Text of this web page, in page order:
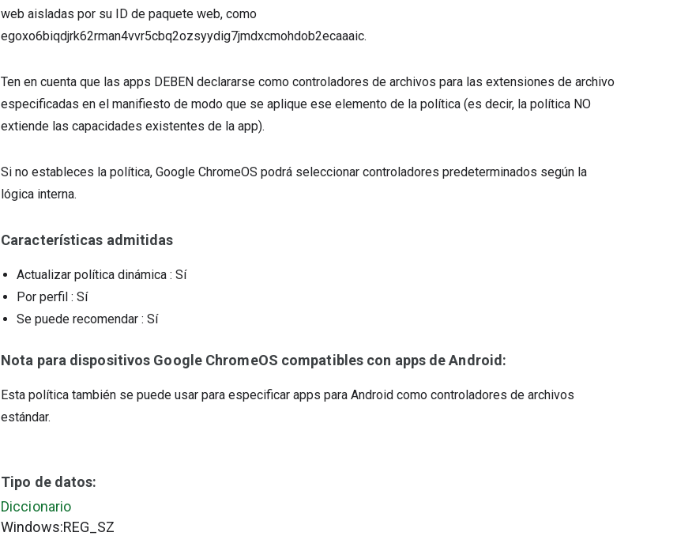
web aisladas por su ID de paquete web, como
egoxo6biqdjrk62rman4vvr5cbq2ozsyydig7jmdxcmohdob2ecaaaic.
Ten en cuenta que las apps DEBEN declararse como controladores de archivos para las extensiones de archivo
especificadas en el manifiesto de modo que se aplique ese elemento de la política (es decir, la política NO
extiende las capacidades existentes de la app).
Si no estableces la política, Google ChromeOS podrá seleccionar controladores predeterminados según la
lógica interna.
Características admitidas
Actualizar política dinámica : Sí
Por perfil : Sí
Se puede recomendar : Sí
Nota para dispositivos Google ChromeOS compatibles con apps de Android:
Esta política también se puede usar para especificar apps para Android como controladores de archivos
estándar.
Tipo de datos:
Diccionario
Windows:REG_SZ